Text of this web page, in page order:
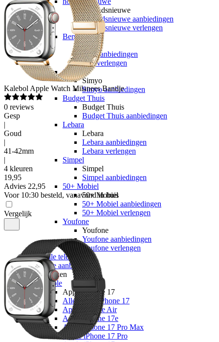
hollandsnieuwe
hollandsnieuwe aanbiedingen
hollandsnieuwe verlengen
Ben
Ben
Ben aanbiedingen
Ben verlengen
Simyo
Simyo
Simyo aanbiedingen
Budget Thuis
Budget Thuis
Budget Thuis aanbiedingen
Lebara
Lebara
Lebara aanbiedingen
Lebara verlengen
Simpel
Simpel
Simpel aanbiedingen
50+ Mobiel
50+ Mobiel
50+ Mobiel aanbiedingen
50+ Mobiel verlengen
Youfone
Youfone
Youfone aanbiedingen
Youfone verlengen
Alle telefoons
Alle aanbiedingen
Merken
Apple
Apple iPhone 17
Alle Apple iPhone 17
Apple iPhone Air
Apple iPhone 17e
Apple iPhone 17 Pro Max
Apple iPhone 17 Pro
Kalebol Apple Watch Milanees Bandje
0 reviews
Gesp
|
Goud
|
41-42mm
|
4 kleuren
19,95
Advies 22,95
Voor 10:30 besteld, vanavond in huis
Vergelijk